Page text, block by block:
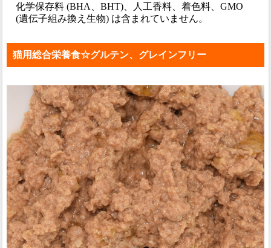
化学保存料 (BHA、BHT)、人工香料、着色料、GMO
(遺伝子組み換え生物) は含まれていません。
猫用総合栄養食☆グルテン、グレインフリー